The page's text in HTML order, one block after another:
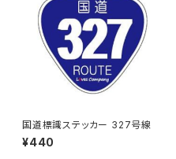
国道標識ステッカー 327号線
¥440